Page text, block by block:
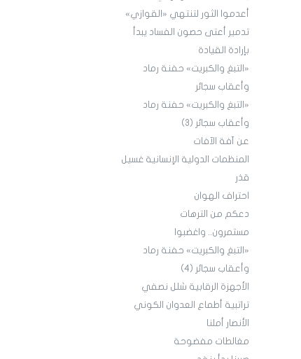
أعدموا الثور لتنتهي «القوازي»
تدمير أعتى حصون الفساد يبدأ
بإرادة القيادة
«التبغ والكبريت» حفنة رماد
وأعقاب سجائر
«التبغ والكبريت» حفنة رماد
وأعقاب سجائر (3)
عن آفة الآفات
المنظمات الدولية الإنسانية غسيل
قذر
احتراف الهوان
دعكم من الترهات
مستمرون.. واغضبوا
«التبغ والكبريت» حفنة رماد
وأعقاب سجائر (4)
الأجهزة الرقابية شلل نصفي
تراتبية أطماع العدوان الكوني
الأنصار أملنا
مغالطات مفضوحة